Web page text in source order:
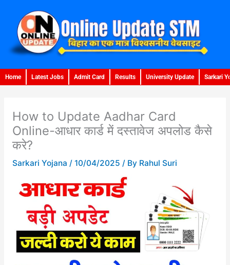
content
Home Latest Jobs Admit Card Results University Update Sarkari
How to Update Aadhar Card
Online-आधार कार्ड में दस्तावेज अपलोड कैसे
करे?
Sarkari Yojana / 10/04/2025 / By Rahul Suri